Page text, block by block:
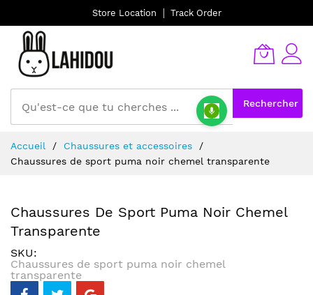
Store Location Track Order
Rechercher
au
contenu
Accueil
Chaussures et accessoires
Chaussures de sport puma noir chemel transparente
Chaussures De Sport Puma Noir Chemel
Transparente
SKU
Chaussures de sport puma noir chemel
transparente